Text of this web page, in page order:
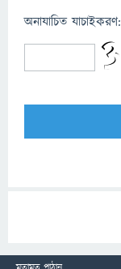
অনাযাচিত যাচাইকরণ: